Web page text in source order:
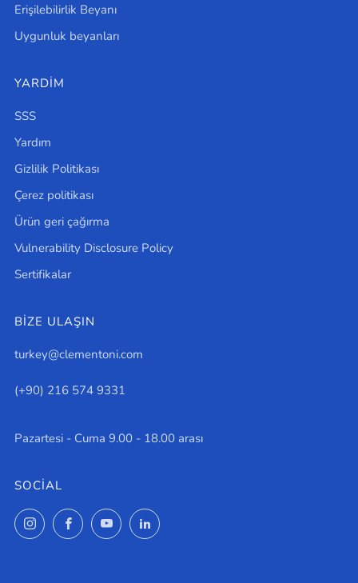
Erişilebilirlik Beyanı
Uygunluk beyanları
YARDIM
SSS
Yardım
Gizlilik Politikası
Çerez politikası
Ürün geri çağırma
Vulnerability Disclosure Policy
Sertifikalar
BİZE ULAŞIN
turkey@clementoni.com
(+90) 216 574 9331
Pazartesi - Cuma 9.00 - 18.00 arası
SOCIAL
InstagramFacebookYouTubeLinkedIn